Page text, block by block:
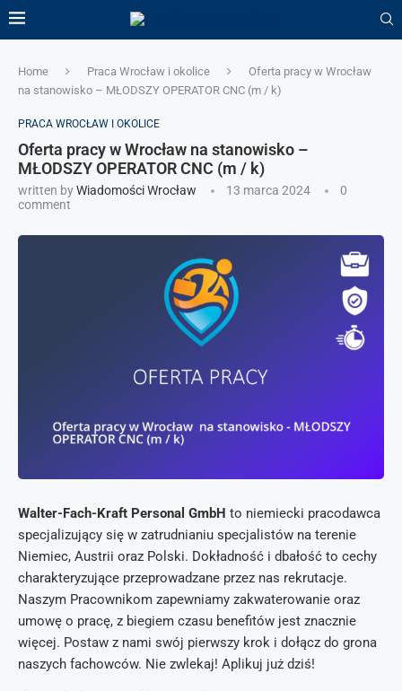
Home Praca Wrocław i okolice
Oferta pracy w Wrocław
na stanowisko – MŁODSZY OPERATOR CNC (m / k)
PRACA WROCŁAW I OKOLICE
Oferta pracy w Wrocław na stanowisko –
MŁODSZY OPERATOR CNC (m / k)
written byWiadomości Wrocław 13 marca 2024
0
comment
Walter-Fach-Kraft Personal GmbH to niemiecki pracodawca
specjalizujący się w zatrudnianiu specjalistów na terenie
Niemiec, Austrii oraz Polski. Dokładność i dbałość to cechy
charakteryzujące przeprowadzane przez nas rekrutacje.
Naszym Pracownikom zapewniamy zakwaterowanie oraz
umowę o pracę, z biegiem czasu benefitów jest znacznie
więcej. Postaw z nami swój pierwszy krok i dołącz do grona
naszych fachowców. Nie zwlekaj! Aplikuj już dziś!